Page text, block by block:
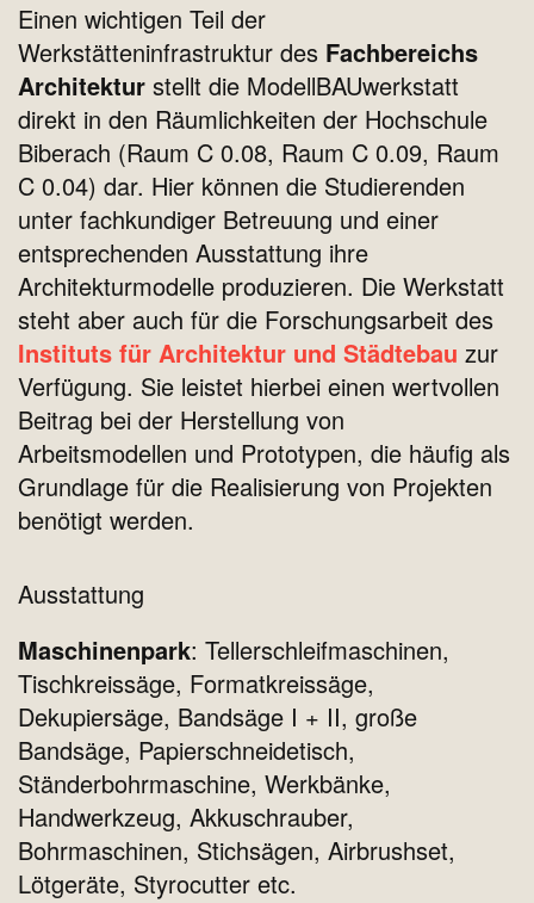
Einen wichtigen Teil der
Werkstätteninfrastruktur des Fachbereichs
Architektur stellt die ModellBAUwerkstatt
direkt in den Räumlichkeiten der Hochschule
Biberach (Raum C 0.08, Raum C 0.09, Raum
C 0.04) dar. Hier können die Studierenden
unter fachkundiger Betreuung und einer
entsprechenden Ausstattung ihre
Architekturmodelle produzieren. Die Werkstatt
steht aber auch für die Forschungsarbeit des
Instituts für Architektur und Städtebau zur
Verfügung. Sie leistet hierbei einen wertvollen
Beitrag bei der Herstellung von
Arbeitsmodellen und Prototypen, die häufig als
Grundlage für die Realisierung von Projekten
benötigt werden.
Ausstattung
Maschinenpark: Tellerschleifmaschinen,
Tischkreissäge, Formatkreissäge,
Dekupiersäge, Bandsäge I + II, große
Bandsäge, Papierschneidetisch,
Ständerbohrmaschine, Werkbänke,
Handwerkzeug, Akkuschrauber,
Bohrmaschinen, Stichsägen, Airbrushset,
Lötgeräte, Styrocutter etc.